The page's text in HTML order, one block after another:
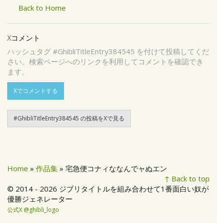
Back to Home
Xコメント
ハッシュタグ #GhibliTitleEntry384545 を付けて投稿してくだ
さい。検索ページへのリンクを利用してコメントを確認でき
ます。
Xでコメントする
#GhibliTitleEntry384545 の投稿をXで見る
Home » 作品集 » 宅急便コナィななんでャぬエン
↑ Back to top
© 2014 - 2026 ジブリタイトルを組み合わせて1番面白い奴が
優勝ジェネレーター
公式X @ghibli_logo